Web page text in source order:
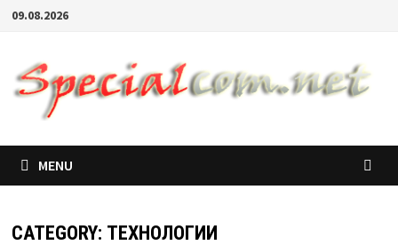
09.08.2026
MENU
CATEGORY: ТЕХНОЛОГИИ